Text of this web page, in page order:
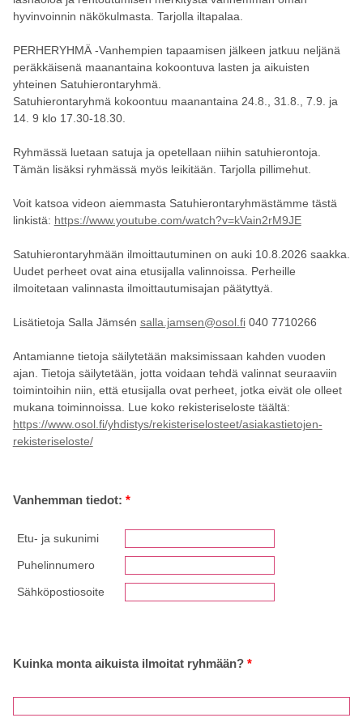
hyvinvoinnin näkökulmasta. Tarjolla iltapalaa.
PERHERYHMÄ -Vanhempien tapaamisen jälkeen jatkuu neljänä
peräkkäisenä maanantaina kokoontuva lasten ja aikuisten
yhteinen Satuhierontaryhmä.
Satuhierontaryhmä kokoontuu maanantaina 24.8., 31.8., 7.9. ja
14. 9 klo 17.30-18.30.
Ryhmässä luetaan satuja ja opetellaan niihin satuhierontoja.
Tämän lisäksi ryhmässä myös leikitään. Tarjolla pillimehut.
Voit katsoa videon aiemmasta Satuhierontaryhmästämme tästä
linkistä: https://www.youtube.com/watch?v=kVain2rM9JE
Satuhierontaryhmään ilmoittautuminen on auki 10.8.2026 saakka.
Uudet perheet ovat aina etusijalla valinnoissa. Perheille
ilmoitetaan valinnasta ilmoittautumisajan päätyttyä.
Lisätietoja Salla Jämsén salla.jamsen@osol.fi040 7710266
Antamianne tietoja säilytetään maksimissaan kahden vuoden
ajan. Tietoja säilytetään, jotta voidaan tehdä valinnat seuraaviin
toimintoihin niin, että etusijalla ovat perheet, jotka eivät ole olleet
mukana toiminnoissa. Lue koko rekisteriseloste täältä:
https://www.osol.fi/yhdistys/rekisteriselosteet/asiakastietojen-
rekisteriseloste/
Vanhemman tiedot: *
Etu- ja sukunimi
Puhelinnumero
Sähköpostiosoite
Kuinka monta aikuista ilmoitat ryhmään? *